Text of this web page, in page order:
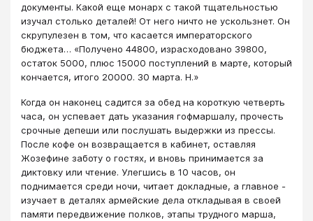
документы. Какой еще монарх с такой тщательностью
изучал столько дета­лей! От него ничто не ускользнет. Он
скрупулезен в том, что ка­сается императорского
бюджета… «Получено 44800, израсходова­но 39800,
остаток 5000, плюс 15000 поступлений в марте, кото­рый
кончается, итого 20000. 30 марта. Н.»
Когда он на­конец садится за обед на короткую четверть
часа, он успевает дать указания гофмаршалу, прочесть
срочные депеши или послу­шать выдержки из прессы.
После кофе он возвращается в каби­нет, оставляя
Жозефине заботу о гостях, и вновь принимается за
диктовку или чтение. Улегшись в 10 часов, он
поднимается среди ночи, читает докладные, а главное -
изучает в деталях армейские дела откладывая в своей
памяти передвижение полков, этапы трудного марша,